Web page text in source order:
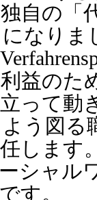
自の「
なり
益のた
って動
う図る
します
シャル
す。